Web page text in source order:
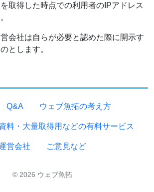
取得した時点での利用者のIPアドレス
会社は自らが必要と認めた際に開示す
とします。
Q&A ウェブ魚拓の考え方
料・大量取得用などの有料サービス
営会社 ご意見など
© 2026 ウェブ魚拓